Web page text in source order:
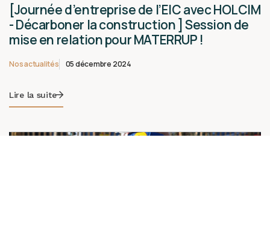
[Journée d’entreprise de l’EIC avec HOLCIM
- Décarboner la construction ] Session de
mise en relation pour MATERRUP !
Nos actualités 05 décembre 2024
Lire la suite